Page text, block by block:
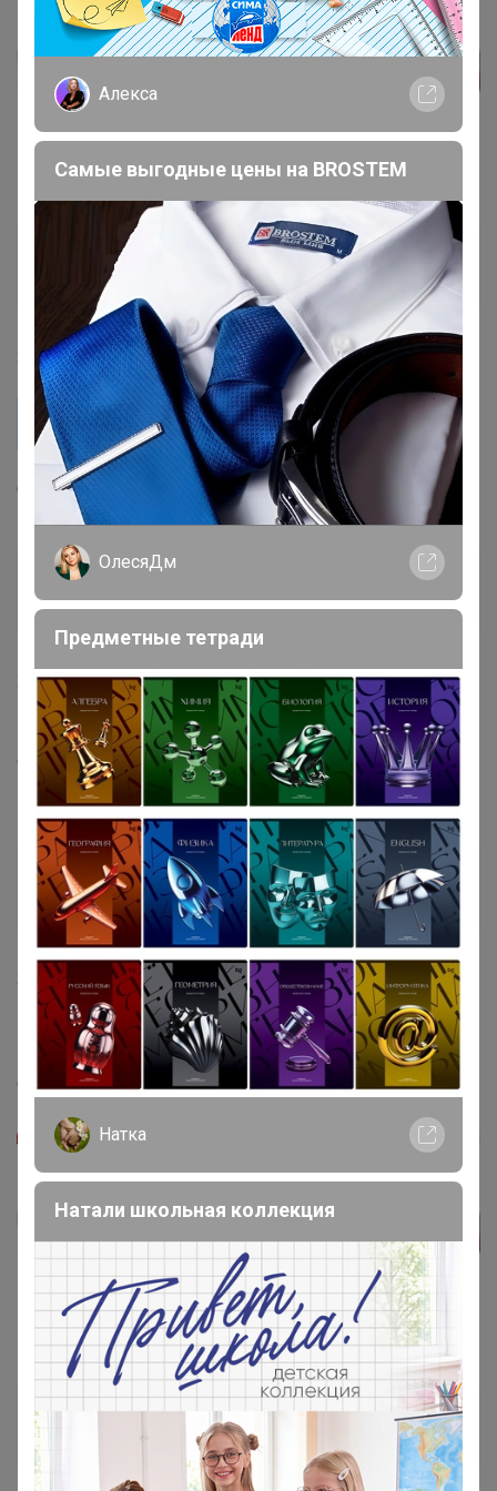
mrs
22 апреля, 2025 19:10
Леныра
mrs, Здравствуйте, хорошо
Спасибо!
mrs
Гений СП
22 апреля, 2025 19:43
Леныра, подскажите, почему так выросла цена
отливанта? 5 мл Африканского бала стоило 925 руб., 10
мл почему-то 2670 руб. Что за математика такая?
Леныра
Организатор СП
22 апреля, 2025 21:55
mrs , Без паники
‌Ошибка конечно же была
mrs
Гений СП
Алекса
Самые выгодные цены на BROSTEM
ОлесяДм
Предметные тетради
Натка
Натали школьная коллекция